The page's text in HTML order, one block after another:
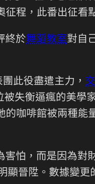
程，此番出征看
終於舞蹈教室對自
此役盡遣主力，
失衡逼瘋的美學
的咖啡館被兩種能
怕，而是因為對
顯晉陞。數據變